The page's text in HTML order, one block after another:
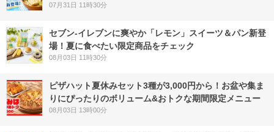
07月31日 11時30分
セブン‐イレブンに爽やか「レモン」スイーツ＆パン新登
場！夏に食べたい限定商品をチェック
08月03日 11時30分
ピザハット夏休みセット3種が3,000円から！お盆や集ま
りにぴったりのボリューム&おトクな期間限定メニュー
08月03日 13時00分